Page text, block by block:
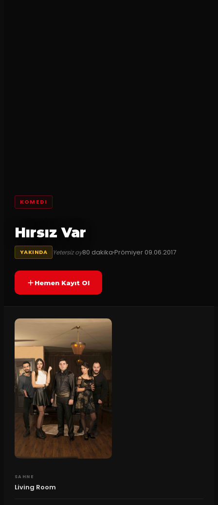
KOMEDI
Hırsız Var
YAKINDA Yetersiz oy80 dakikaPrömiyer 09.06.2017
Hemen Kayıt Ol
SAHNE
Living Room